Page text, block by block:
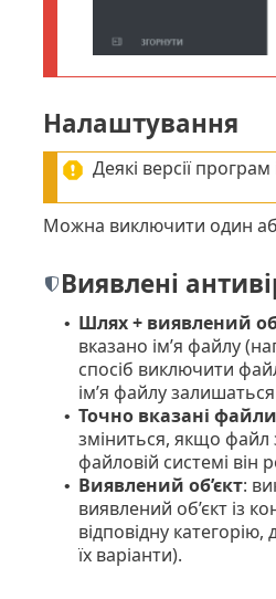
Налаштування
Деякі версії
Можна виключити один
Виявлені
• Шлях + виявлений
вказано ім’я файлу
спосіб виключити
ім’я файлу
• Точно вказані файли
зміниться, якщо файл
файловій системі
• Виявлений об’єкт:
виявлений об’єкт із
відповідну
їх варіанти).